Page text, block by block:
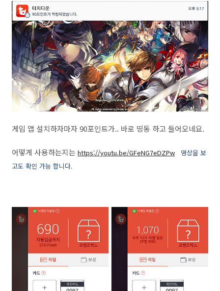
게임 앱 설치하자마자 90포인트가.. 바로 띵동 하고 들어오네요.
어떻게 사용하는지는 https://youtu.be/GFeNG7eDZPw 영상을 보
고도 확인 가능 합니다.